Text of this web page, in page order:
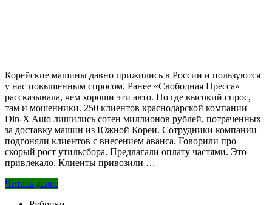
Корейские машины давно прижились в России и пользуются
у нас повышенным спросом. Ранее «Свободная Пресса»
рассказывала, чем хороши эти авто. Но где высокий спрос,
там и мошенники. 250 клиентов краснодарской компании
Din‑X Auto лишились сотен миллионов рублей, потраченных
за доставку машин из Южной Кореи. Сотрудники компании
подгоняли клиентов с внесением аванса. Говорили про
скорый рост утильсбора. Предлагали оплату частями. Это
привлекало. Клиенты привозили …
Читать далее